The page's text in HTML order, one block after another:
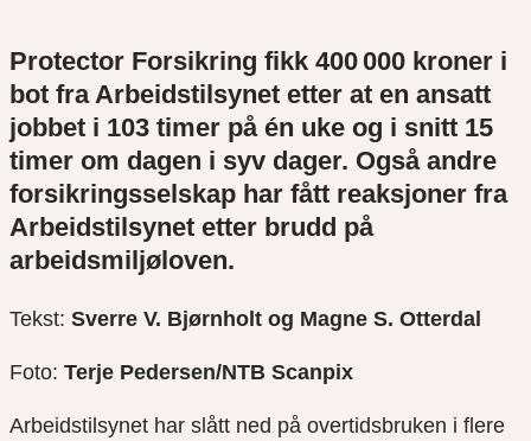
Protector Forsikring fikk 400 000 kroner i
bot fra Arbeidstilsynet etter at en ansatt
jobbet i 103 timer på én uke og i snitt 15
timer om dagen i syv dager. Også andre
forsikringsselskap har fått reaksjoner fra
Arbeidstilsynet etter brudd på
arbeidsmiljøloven.
Tekst: Sverre V. Bjørnholt og Magne S. Otterdal
Foto: Terje Pedersen/NTB Scanpix
Arbeidstilsynet har slått ned på overtidsbruken i flere